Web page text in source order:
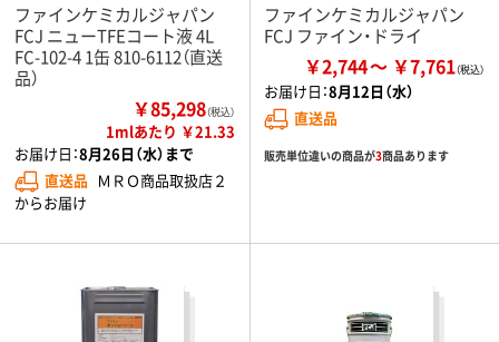
ファインケミカルジャパン
FCJ ニューTFEコート液 4L
FC-102-4 1缶 810-6112（直送
品）
￥85,298（税込）
1mlあたり ￥21.33
お届け日：8月26日（水）まで
直送品 ＭＲＯ商品取扱店２
からお届け
ファインケミカルジャパン
FCJ ファイン・ドライ
￥2,744 ￥7,761
お届け日：8月12日（水）
直送品
販売単位違いの商品が3商品あります